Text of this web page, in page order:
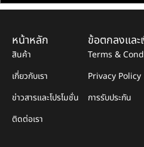
หน้าหลัก
สินค้า
เกี่ยวกับเรา
ข่าวสารและโปรโมชั่น
ติดต่อเรา
ข้อตกลงและ
Terms &
Privacy Policy
การรับประกัน